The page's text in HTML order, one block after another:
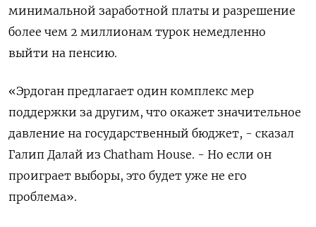
минимальной заработной платы и разрешение
более чем 2 миллионам турок немедленно
выйти на пенсию.
«Эрдоган предлагает один комплекс мер
поддержки за другим, что окажет значительное
давление на государственный бюджет, - сказал
Галип Далай из Chatham House. - Но если он
проиграет выборы, это будет уже не его
проблема».